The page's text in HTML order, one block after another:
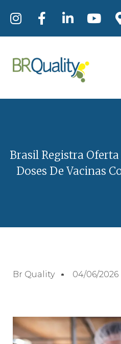
Brasil Registra
Doses De Vacinas
Br Quality 04/06/2026